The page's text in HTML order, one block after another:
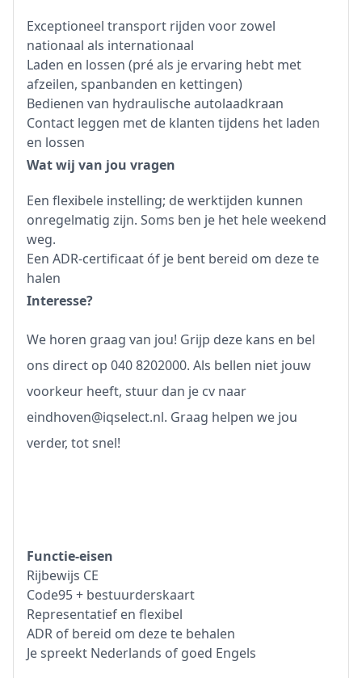
Exceptioneel transport rijden voor zowel
nationaal als internationaal
Laden en lossen (pré als je ervaring hebt met
afzeilen, spanbanden en kettingen)
Bedienen van hydraulische autolaadkraan
Contact leggen met de klanten tijdens het laden
en lossen
Wat wij van jou vragen
Een flexibele instelling; de werktijden kunnen
onregelmatig zijn. Soms ben je het hele weekend
weg.
Een ADR-certificaat óf je bent bereid om deze te
halen
Interesse?
We horen graag van jou! Grijp deze kans en bel
ons direct op 040 8202000. Als bellen niet jouw
voorkeur heeft, stuur dan je cv naar
eindhoven@iqselect.nl. Graag helpen we jou
verder, tot snel!
Functie-eisen
Rijbewijs CE
Code95 + bestuurderskaart
Representatief en flexibel
ADR of bereid om deze te behalen
Je spreekt Nederlands of goed Engels